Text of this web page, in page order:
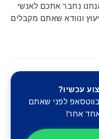
נחבר אתכם לאנשי
ונוודא שאתם מקבלים
עכשיו?
לפני שאתם
אחר!